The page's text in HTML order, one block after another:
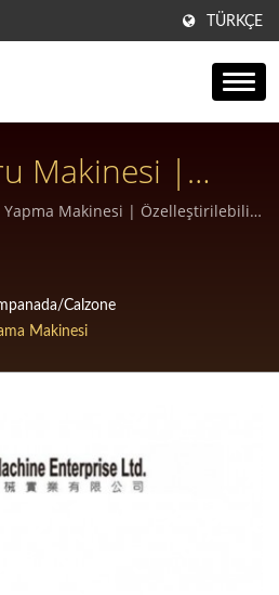
TÜRKÇE
Makinesi |
Gıda Üreticileri
Makinesi
Yapma Makinesi | Özelleştirilebilir
Calzone
Makinesi